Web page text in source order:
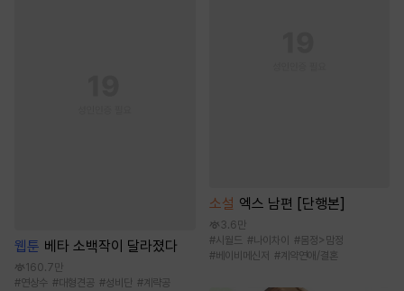
웹툰 베타 소백작이 달라졌다
160.7만
#연상수 #대형견공 #성비단 # 계략공
소설 엑스 남편 [단행본]
3.6만
#시월드 #나이차이 #몸정>맘정
#베이비메신저 #계약연애/결혼